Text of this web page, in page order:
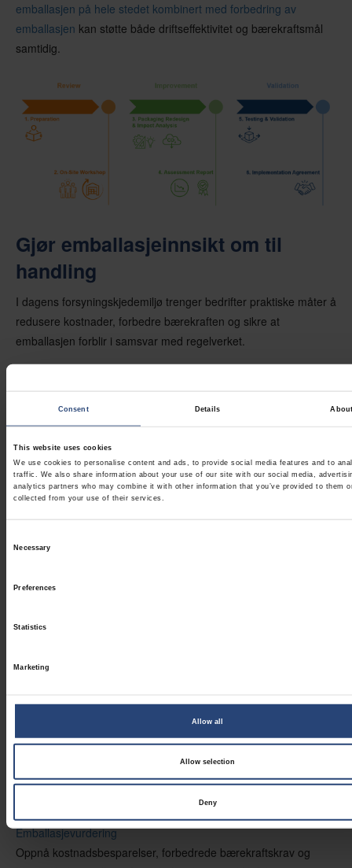
Consent Details About
This website uses cookies
We use cookies to personalise content and ads, to provide social media features and to
traffic. We also share information about your use of our site with our social media,
analytics partners who may combine it with other information that you’ve provided to them
collected from your use of their services.
Necessary
Preferences
Statistics
Marketing
Allow all
Allow selection
Deny
emballasjen på hele stedet kombinert med forbedring av
emballasjen kan støtte både driftseffektivitet og bærekraftsmål
samtidig.
Gjør emballasjeinnsikt om til
handling
I dagens forsyningskjedemiljø trenger bedrifter praktiske måter å
redusere kostnader, forbedre bærekraften og sikre at
emballasjen forblir i samsvar med regelverket.
emballasjestrategi som kan tilpasses etter hvert som
forsyningskjedene utvikler seg.
Utforsk hvordanNefabs emballasjevurderingkan bidra til å
handling.
Kontakt osshvis du vil vite mer om våre smarte og bærekraftige
Emballasjevurdering
Oppnå kostnadsbesparelser, forbedrede bærekraftskrav og